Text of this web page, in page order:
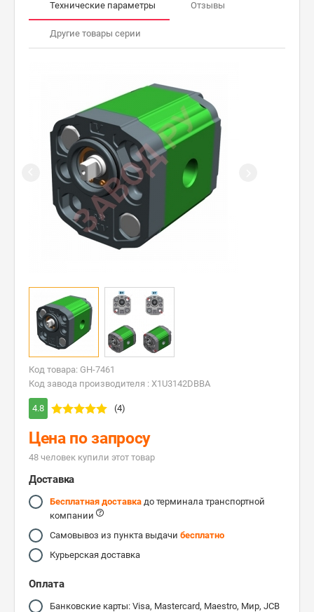
Технические параметры Отзывы
Другие товары серии
Код товара: GH-7461
Код завода производителя : X1U3142DBBA
4.8 (4)
Цена по запросу
48 человек купили этот товар
Доставка
Бесплатная доставка до терминала транспортной
компании
Самовывоз из пункта выдачи бесплатно
Курьерская доставка
Оплата
Банковские карты: Visa, Mastercard, Maestro, Мир, JCB